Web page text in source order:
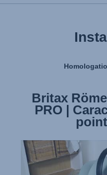
Britax
PRO |
Britax
PRO |